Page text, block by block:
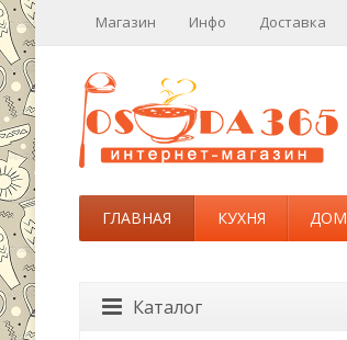
Магазин Инфо Доставка
ГЛАВНАЯ КУХНЯ ДОМ
Каталог